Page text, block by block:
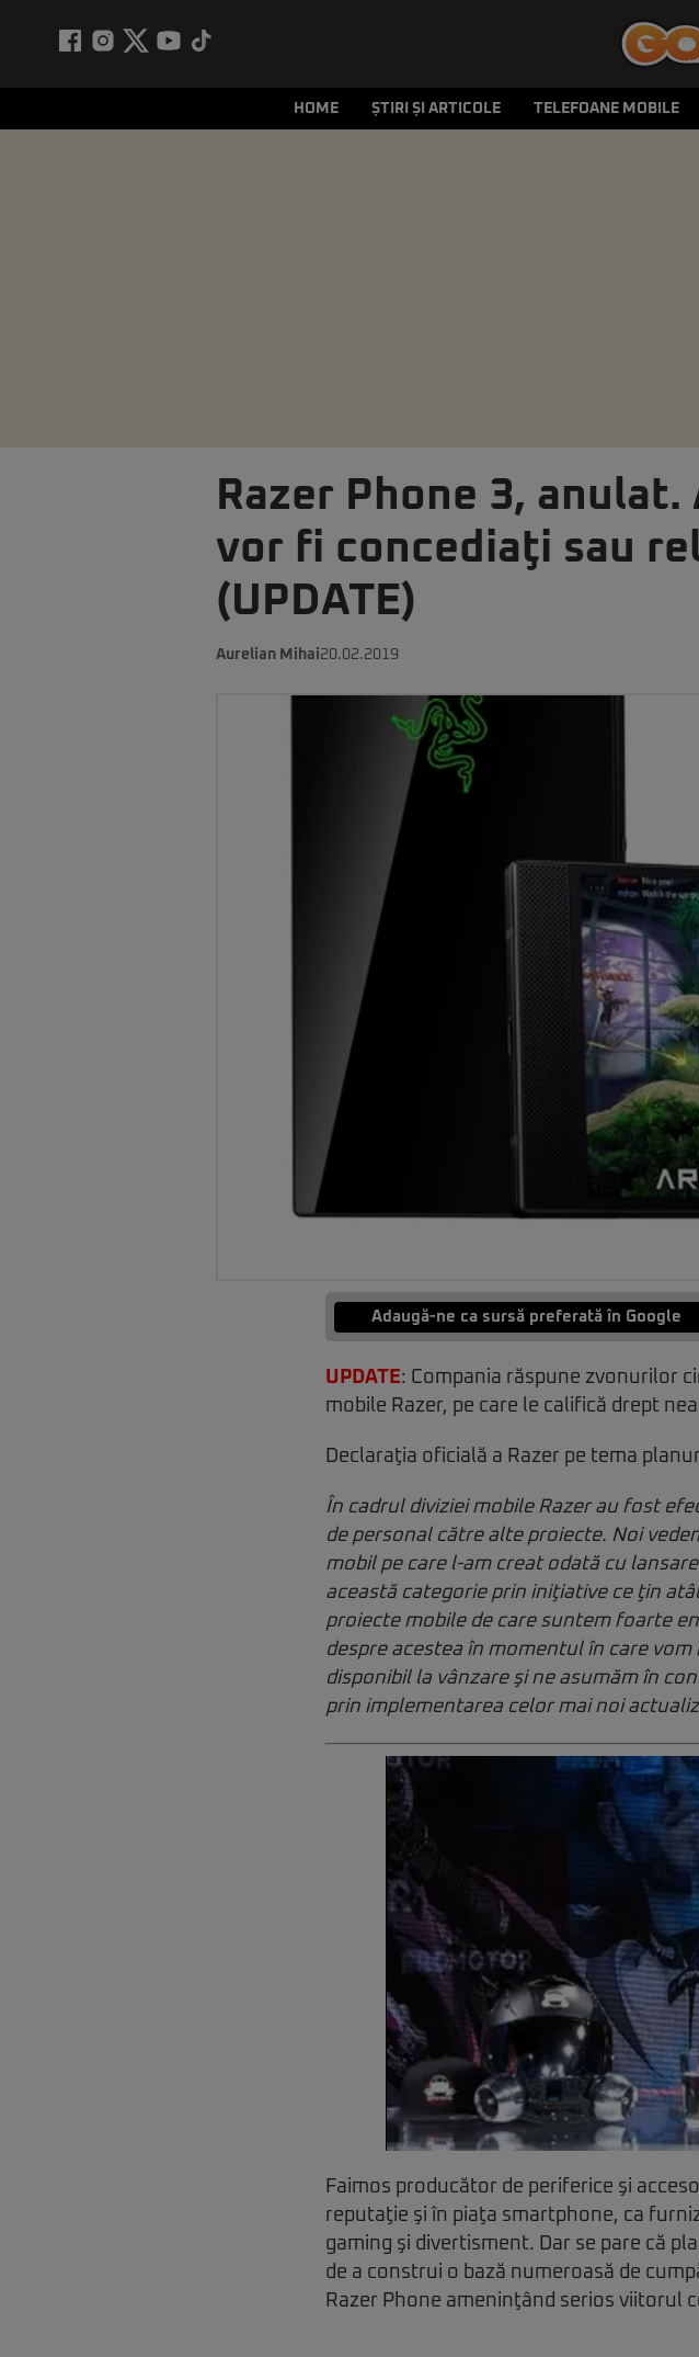
HOME ȘTIRI ȘI ARTICOLE TELEFOANE MOBILE
Razer Phone 3,
vor fi concediaţi sau
(UPDATE)
Aurelian Mihai20.02.2019
Adaugă-ne ca sursă preferată în Google
UPDATE: Compania răspune zvonurilor
mobile Razer, pe care le califică drept
Declaraţia oficială a Razer pe tema
În cadrul diviziei mobile Razer au fost
de personal către alte proiecte. Noi
mobil pe care l-am creat odată cu
această categorie prin iniţiative ce ţin
proiecte mobile de care suntem foarte
despre acestea în momentul în care
disponibil la vânzare şi ne asumăm în
prin implementarea celor mai noi
Faimos producător de periferice şi
reputaţie şi în piaţa smartphone, ca
gaming şi divertisment. Dar se pare că
de a construi o bază numeroasă de
Razer Phone ameninţând serios viitorul